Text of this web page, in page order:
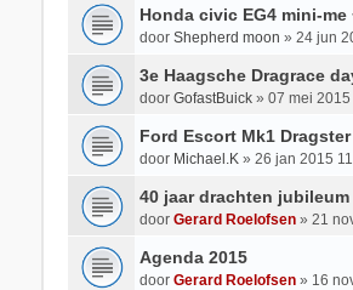
Honda civic EG4 mini-
door Shepherd moon » 24 jun
3e Haagsche Dragrace
door GofastBuick» 07 mei 2015
Ford Escort Mk1 Dragster
door Michael.K» 26 jan 2015
40 jaar drachten jubileum
door Gerard Roelofsen» 21
Agenda 2015
door Gerard Roelofsen» 16